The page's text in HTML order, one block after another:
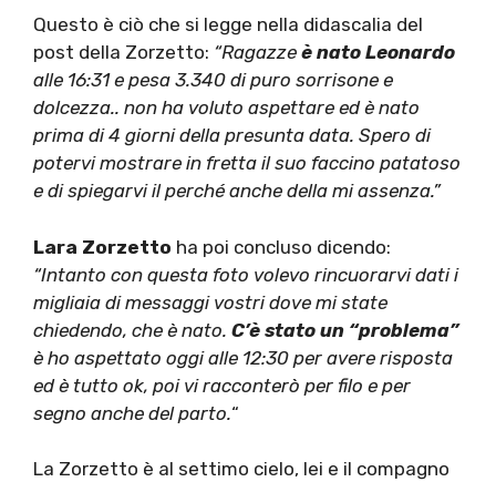
Questo è ciò che si legge nella didascalia del
post della Zorzetto: “Ragazze è nato Leonardo
alle 16:31 e pesa 3.340 di puro sorrisone e
dolcezza.. non ha voluto aspettare ed è nato
prima di 4 giorni della presunta data. Spero di
potervi mostrare in fretta il suo faccino patatoso
e di spiegarvi il perché anche della mi assenza.”
Lara Zorzetto ha poi concluso dicendo:
“Intanto con questa foto volevo rincuorarvi dati i
migliaia di messaggi vostri dove mi state
chiedendo, che è nato. C’è stato un “problema”
è ho aspettato oggi alle 12:30 per avere risposta
ed è tutto ok, poi vi racconterò per filo e per
segno anche del parto.“
La Zorzetto è al settimo cielo, lei e il compagno